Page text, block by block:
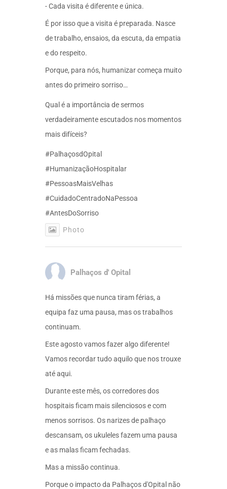
- Cada visita é diferente e única.
É por isso que a visita é preparada. Nasce
de trabalho, ensaios, da escuta, da empatia
e do respeito.
Porque, para nós, humanizar começa muito
antes do primeiro sorriso…
Qual é a importância de sermos
verdadeiramente escutados nos momentos
mais difíceis?
#PalhaçosdOpital
#HumanizaçãoHospitalar
#PessoasMaisVelhas
#CuidadoCentradoNaPessoa
#AntesDoSorriso
Photo
Palhaços d' Opital
Há missões que nunca tiram férias, a
equipa faz uma pausa, mas os trabalhos
continuam.
Este agosto vamos fazer algo diferente!
Vamos recordar tudo aquilo que nos trouxe
até aqui.
Durante este mês, os corredores dos
hospitais ficam mais silenciosos e com
menos sorrisos. Os narizes de palhaço
descansam, os ukuleles fazem uma pausa
e as malas ficam fechadas.
Mas a missão continua.
Porque o impacto da Palhaços d'Opital não